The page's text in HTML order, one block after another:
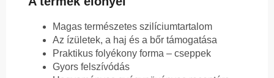
Magas természetes szilíciumtartalom
Az ízületek, a haj és a bőr támogatása
Praktikus folyékony forma – cseppek
Gyors felszívódás